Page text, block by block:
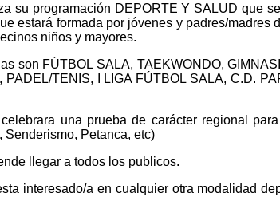
su programación DEPORTE Y SALUD que
estará formada por jóvenes y padres/madres
niños y mayores.
son FÚTBOL SALA, TAEKWONDO,
PADEL/TENIS, I LIGA FÚTBOL SALA, C.D.
una prueba de carácter regional
Senderismo, Petanca, etc)
llegar a todos los publicos.
interesado/a en cualquier otra modalidad